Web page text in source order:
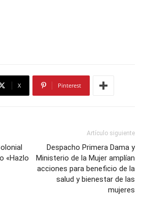
X Pinterest
«Hazlo
Artículo siguiente
Despacho Primera Dama y
Ministerio de la Mujer amplían
acciones para beneficio de la
salud y bienestar de las
mujeres